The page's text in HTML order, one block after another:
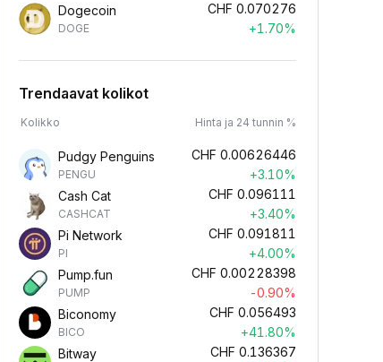
Dogecoin
DOGE
CHF 0.070276
+1.70%
Trendaavat kolikot
Kolikko Hinta ja 24 tunnin %
Pudgy Penguins
PENGU
CHF 0.00626446
+3.10%
Cash Cat
CASHCAT
CHF 0.096111
+3.40%
Pi Network
PI
CHF 0.091811
+4.00%
Pump.fun
PUMP
CHF 0.00228398
-0.90%
Biconomy
BICO
CHF 0.056493
+41.80%
Bitway
CHF 0.136367